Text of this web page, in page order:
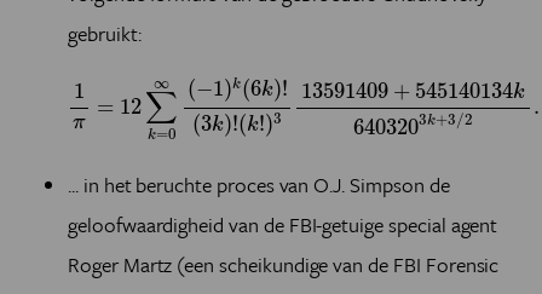
gebruikt:
1
π
= 12
∞
∑
k=0
(−1)k(6k)!
(3k)!(k!)3
13591409 + 545140134k
6403203k+3/2
.
π 0∞ (− )k(6k)!(3 k)!(k!)3 13591409+
... in het beruchte proces van O.J. Simpson de
geloofwaardigheid van de FBI-getuige special agent
Roger Martz (een scheikundige van de FBI Forensic